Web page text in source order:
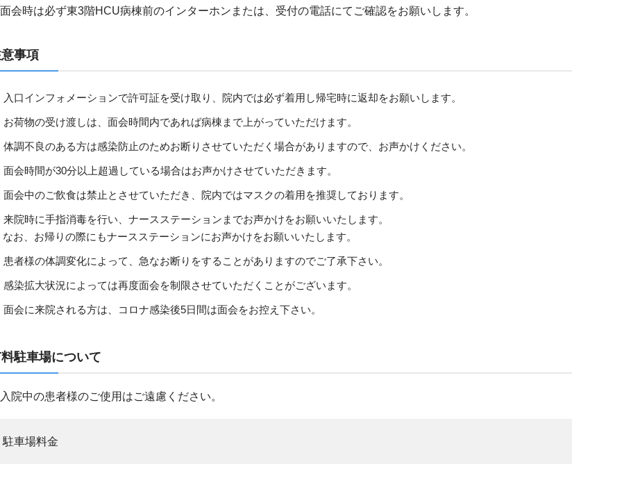
会時は必ず東3階HCU病棟前のインターホンまたは、受付の電話にてご確認をお願いします。
事項
入口インフォメーションで許可証を受け取り、院内では必ず着用し帰宅時に返却をお願いします。
お荷物の受け渡しは、面会時間内であれば病棟まで上がっていただけます。
体調不良のある方は感染防止のためお断りさせていただく場合がありますので、お声かけください。
面会時間が30分以上超過している場合はお声かけさせていただきます。
面会中のご飲食は禁止とさせていただき、院内ではマスクの着用を推奨しております。
来院時に手指消毒を行い、ナースステーションまでお声かけをお願いいたします。
なお、お帰りの際にもナースステーションにお声かけをお願いいたします。
患者様の体調変化によって、急なお断りをすることがありますのでご了承下さい。
感染拡大状況によっては再度面会を制限させていただくことがございます。
面会に来院される方は、コロナ感染後5日間は面会をお控え下さい。
駐車場について
院中の患者様のご使用はご遠慮ください。
駐車場料金